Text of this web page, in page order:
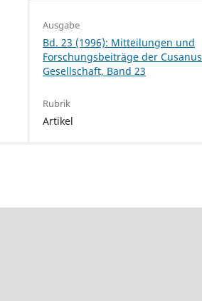
Ausgabe
Bd. 23 (1996): Mitteilungen und
Forschungsbeiträge der
Gesellschaft, Band 23
Rubrik
Artikel